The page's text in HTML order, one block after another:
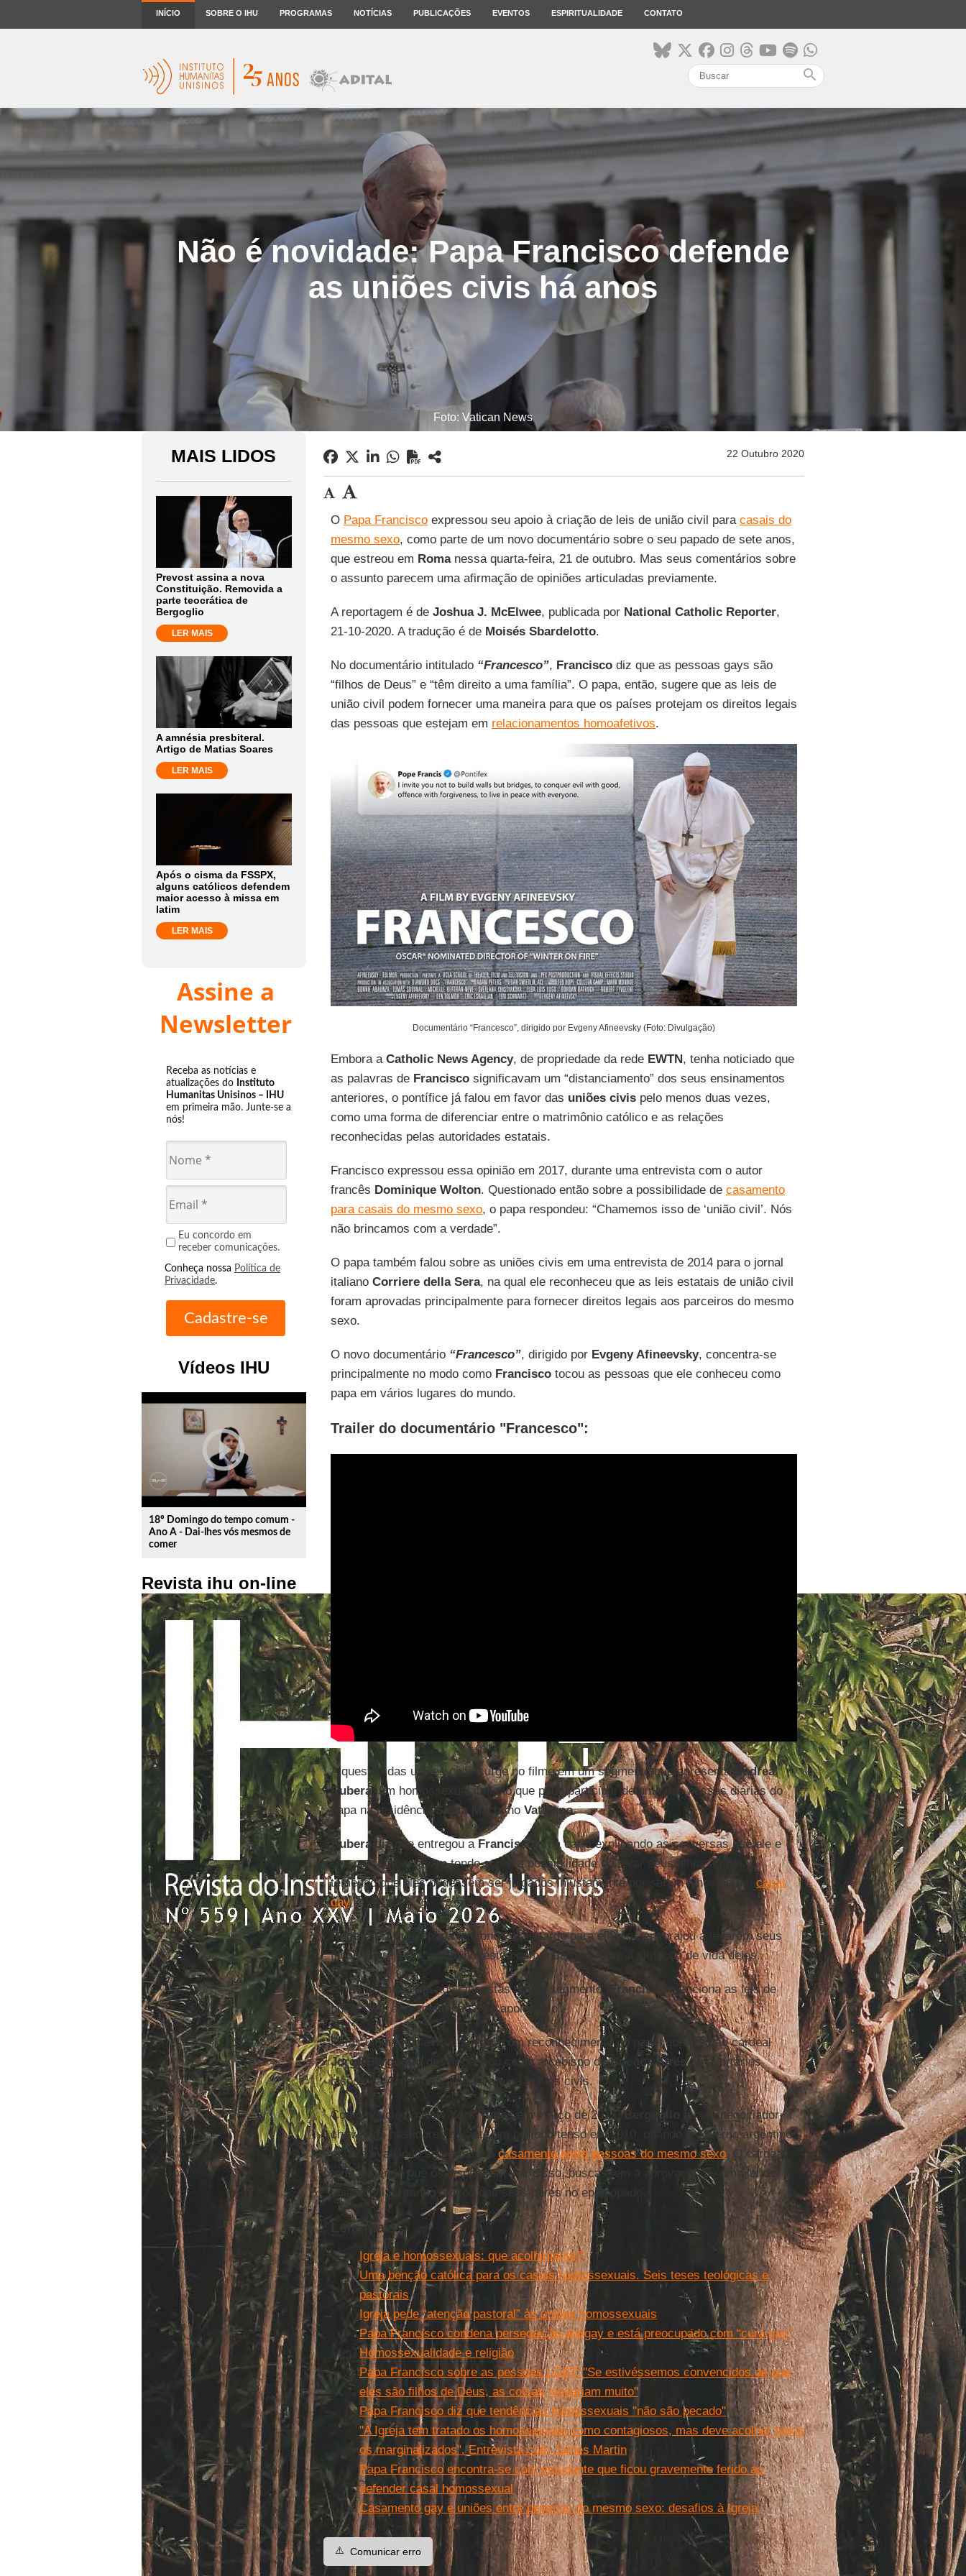
INÍCIO SOBRE O IHU PROGRAMAS NOTÍCIAS PUBLICAÇÕES EVENTOS ESPIRITUALIDADE CONTATO
search
Não é novidade: Papa Francisco defende
as uniões civis há anos
Foto: Vatican News
MAIS LIDOS
Prevost assina a nova
Constituição. Removida a
parte teocrática de
Bergoglio
LER MAIS
A amnésia presbiteral.
Artigo de Matias Soares
LER MAIS
Após o cisma da FSSPX,
alguns católicos defendem
maior acesso à missa em
latim
LER MAIS
Assine a
Newsletter
Receba as notícias e
atualizações do Instituto
Humanitas Unisinos – IHU
em primeira mão. Junte-se a
nós!
Eu concordo em
receber comunicações.
Conheça nossa Política de
Privacidade.
Vídeos IHU
play_circle_outline
18º Domingo do tempo comum -
Ano A - Dai-lhes vós mesmos de
comer
Revista ihu on-line
22 Outubro 2020
O Papa Franciscoexpressou seu apoio à criação de leis de união civil para casais do
mesmo sexo, como parte de um novo documentário sobre o seu papado de sete anos,
que estreou em Romanessa quarta-feira, 21 de outubro. Mas seus comentários sobre
o assunto parecem uma afirmação de opiniões articuladas previamente.
A reportagem é de Joshua J. McElwee, publicada por National Catholic Reporter,
21-10-2020. A tradução é de Moisés Sbardelotto.
No documentário intitulado“Francesco”, Franciscodiz que as pessoas gays são
“filhos de Deus” e “têm direito a uma família”. O papa, então, sugere que as leis de
união civil podem fornecer uma maneira para que os países protejam os direitos legais
das pessoas que estejam em relacionamentos homoafetivos.
Documentário “Francesco”, dirigido por Evgeny Afineevsky (Foto: Divulgação)
Embora a Catholic News Agency, de propriedade da rede EWTN, tenha noticiado que
as palavras de Franciscosignificavam um “distanciamento” dos seus ensinamentos
anteriores, o pontífice já falou em favor das uniões civispelo menos duas vezes,
como uma forma de diferenciar entre o matrimônio católico e as relações
reconhecidas pelas autoridades estatais.
Francisco expressou essa opinião em 2017, durante uma entrevista com o autor
francês Dominique Wolton. Questionado então sobre a possibilidade de casamento
para casais do mesmo sexo, o papa respondeu: “Chamemos isso de ‘união civil’. Nós
não brincamos com a verdade”.
O papa também falou sobre as uniões civis em uma entrevista de 2014 para o jornal
italiano Corriere della Sera, na qual ele reconheceu que as leis estatais de união civil
foram aprovadas principalmente para fornecer direitos legais aos parceiros do mesmo
sexo.
O novo documentário “Francesco”, dirigido por Evgeny Afineevsky, concentra-se
principalmente no modo como Franciscotocou as pessoas que ele conheceu como
papa em vários lugares do mundo.
Trailer do documentário "Francesco":
A questão das uniões civis surge no filme em um segmento que apresenta
Andrea
Rubera, um homossexual italiano que pôde participar de uma das missas diárias do
papa na residênciaSanta Martano Vaticano.
Ruberadiz que entregou a Francisco
uma carta explicando as conversas que ele e
seu parceiro estavam tendo sobre a possibilidade de levar seus filhos à igreja,
temendo que eles pudessem ser julgados injustamente por serem filhos de um casal
gay.
Rubera diz que o papa telefonou mais tarde para ele e os encorajou a levarem seus
filhos à igreja e a serem honestos com o pároco sobre a situação de vida deles.
Em uma entrevista aos cineastas nesse segmento, Franciscomenciona as leis de
união civil, acrescentando: “Eu apoiei isso”.
Estas últimas palavras parecem um reconhecimento do papel que o então cardeal
Jorge Bergoglio desempenhou como arcebispo deBuenos Airesao exortar os
bispos daArgentinaa apoiarem as uniões civis.
Como noticiou oNew York Timesem março de 2013,Bergoglio
foi um negociador-
chave nos bastidores durante um período tenso em 2010, quando o governo argentino
estava avaliando se permitia ocasamento entre pessoas do mesmo sexo. O cardeal
teria sugerido que os bispos, em vez disso, buscassem a aprovação de uma lei de
união civil, irritando muitos dos seus pares no episcopado.
Leia mais
Igreja e homossexuais: que acolhimento?
Uma benção católica para os casais homossexuais. Seis teses teológicas e
pastorais
Igreja pede “atenção pastoral” às uniões homossexuais
Papa Francisco condena perseguição antigay e está preocupado com “cura gay”
Homossexualidade e religião
Papa Francisco sobre as pessoas LGBT: "Se estivéssemos convencidos de que
eles são filhos de Deus, as coisas mudariam muito"
Papa Francisco diz que tendências homossexuais ''não são pecado''
"A Igreja tem tratado os homossexuais como contagiosos, mas deve acolher todos
os marginalizados". Entrevista com James Martin
Papa Francisco encontra-se com estudante que ficou gravemente ferido ao
defender casal homossexual
Casamento gay e uniões entre pessoas do mesmo sexo: desafios à Igreja
⚠️ Comunicar erro